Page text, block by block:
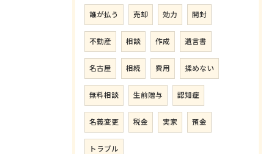
誰が払う 売却 効力 開封
不動産 相談 作成 遺言書
名古屋 相続 費用 揉めない
無料相談 生前贈与 認知症
名義変更 税金 実家 預金
トラブル